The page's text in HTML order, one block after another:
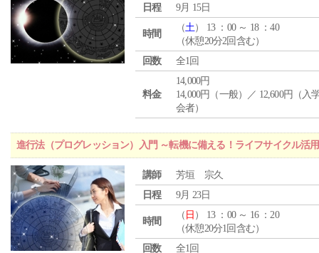
日程 9月 15日
時間
（土） 13 ：00 ～ 18 ：40
（休憩20分2回含む）
回数
全1回
料金
14,000円
14,000円（一般）／ 12,600円（入
会者）
進行法（プログレッション）入門 ～転機に備える！ライフサイクル活
講師
芳垣 宗久
日程
9月 23日
時間
（ 日 ） 13 ：00 ～ 16 ：20
（休憩20分1回含む）
回数
全1回